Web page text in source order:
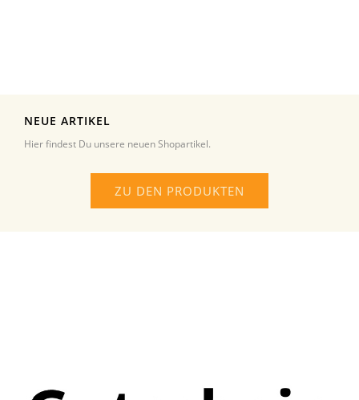
NEUE ARTIKEL
Hier findest Du unsere neuen Shopartikel.
ZU DEN PRODUKTEN